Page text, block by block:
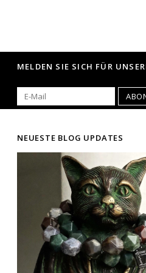
MELDEN SIE SICH FÜR
NEUESTE BLOG UPDATES